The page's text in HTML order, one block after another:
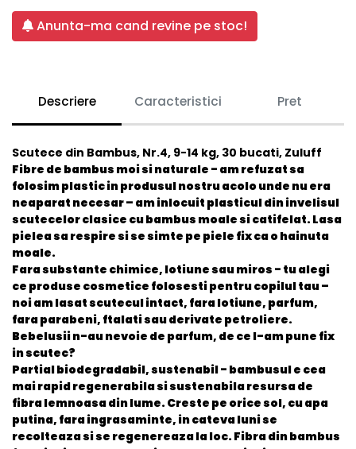
Anunta-ma cand revine pe stoc!
Descriere Caracteristici Pret
Scutece din Bambus, Nr.4, 9-14 kg, 30 bucati, Zuluff
Fibre de bambus moi si naturale - am refuzat sa
folosim plastic in produsul nostru acolo unde nu era
neaparat necesar – am inlocuit plasticul din invelisul
scutecelor clasice cu bambus moale si catifelat. Lasa
pielea sa respire si se simte pe piele fix ca o hainuta
moale.
Fara substante chimice, lotiune sau miros - tu alegi
ce produse cosmetice folosesti pentru copilul tau –
noi am lasat scutecul intact, fara lotiune, parfum,
fara parabeni, ftalati sau derivate petroliere.
Bebelusii n-au nevoie de parfum, de ce l-am pune fix
in scutec?
Partial biodegradabil, sustenabil - bambusul e cea
mai rapid regenerabila si sustenabila resursa de
fibra lemnoasa din lume. Creste pe orice sol, cu apa
putina, fara ingrasaminte, in cateva luni se
recolteaza si se regenereaza la loc. Fibra din bambus